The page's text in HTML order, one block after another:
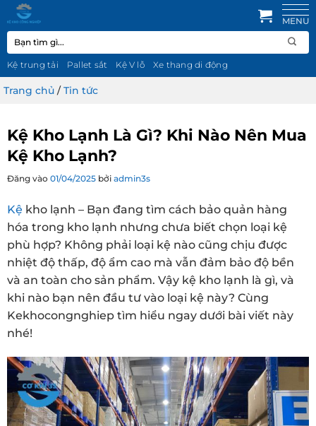
qua
nội
dung
Tìm
kiếm:
Kệ trung tải Pallet sắt Kệ V lỗ Xe thang di động
Trang chủ /Tin tức
Kệ Kho Lạnh Là Gì? Khi Nào Nên Mua
Kệ Kho Lạnh?
Đăng vào 01/04/2025 bởi admin3s
Kệ kho lạnh – Bạn đang tìm cách bảo quản hàng
hóa trong kho lạnh nhưng chưa biết chọn loại kệ
phù hợp? Không phải loại kệ nào cũng chịu được
nhiệt độ thấp, độ ẩm cao mà vẫn đảm bảo độ bền
và an toàn cho sản phẩm. Vậy kệ kho lạnh là gì, và
khi nào bạn nên đầu tư vào loại kệ này? Cùng
Kekhocongnghiep tìm hiểu ngay dưới bài viết này
nhé!